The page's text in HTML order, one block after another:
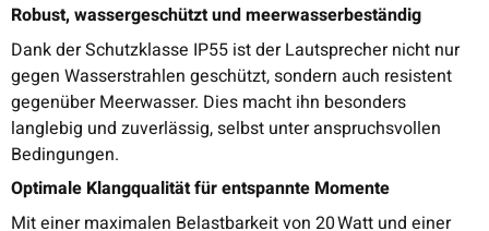
Robust, wassergeschützt und meerwasserbeständig
Dank der Schutzklasse IP55 ist der Lautsprecher nicht nur
gegen Wasserstrahlen geschützt, sondern auch resistent
gegenüber Meerwasser. Dies macht ihn besonders
langlebig und zuverlässig, selbst unter anspruchsvollen
Bedingungen.
Optimale Klangqualität für entspannte Momente
Mit einer maximalen Belastbarkeit von 20 Watt und einer